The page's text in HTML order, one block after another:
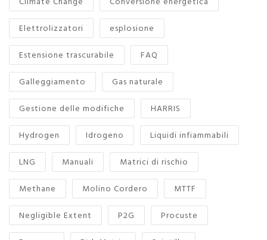
Elettrolizzatori
esplosione
Estensione trascurabile
FAQ
Galleggiamento
Gas naturale
Gestione delle modifiche
HARRIS
Hydrogen
Idrogeno
Liquidi infiammabili
LNG
Manuali
Matrici di rischio
Methane
Molino Cordero
MTTF
Negligible Extent
P2G
Procuste